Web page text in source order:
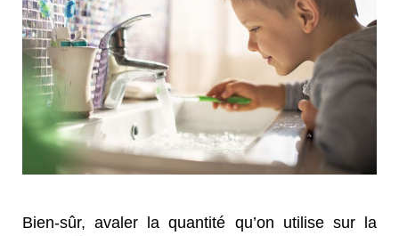
Bien-sûr, avaler la quantité qu’on utilise sur la